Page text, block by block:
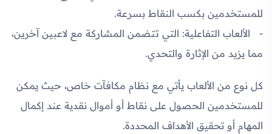
للمستخدمين بكسب النقاط بسرعة.
الألعاب التفاعلية: التي تتضمن المشاركة مع لاعبين آخرين،
مما يزيد من الإثارة والتحدي.
كل نوع من الألعاب يأتي مع نظام مكافآت خاص، حيث يمكن
للمستخدمين الحصول على نقاط أو أموال نقدية عند إكمال
المهام أو تحقيق الأهداف المحددة.